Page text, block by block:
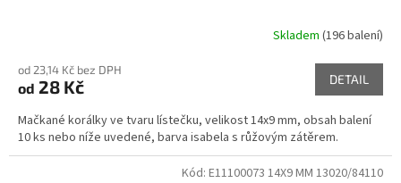
Skladem (196 balení)
od 23,14 Kč bez DPH
od 28 Kč DETAIL
Mačkané korálky ve tvaru lístečku, velikost 14x9 mm, obsah balení
10 ks nebo níže uvedené, barva isabela s růžovým zátěrem.
Kód: E11100073 14X9 MM 13020/84110